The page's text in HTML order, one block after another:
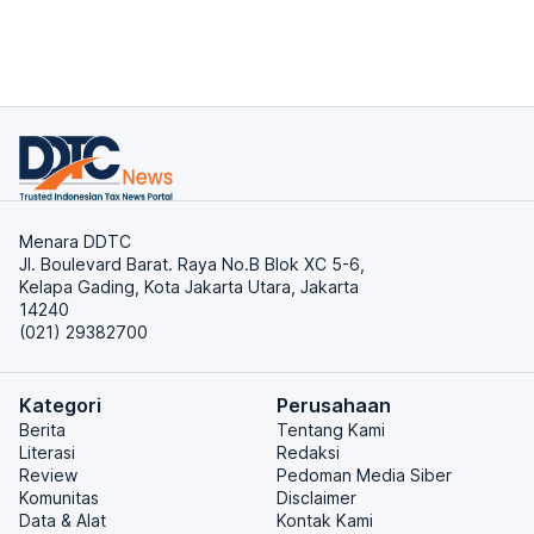
Menara DDTC
Jl. Boulevard Barat. Raya No.B Blok XC 5-6,
Kelapa Gading, Kota Jakarta Utara, Jakarta
14240
(021) 29382700
Kategori
Berita
Literasi
Review
Komunitas
Data & Alat
Perusahaan
Tentang Kami
Redaksi
Pedoman Media Siber
Disclaimer
Kontak Kami